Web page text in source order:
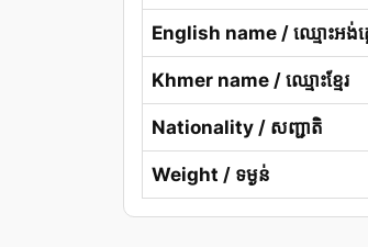
English name / ឈ្មោះអង់គ្
Khmer name / ឈ្មោះខ្មែរ
Nationality / សញ្ជាតិ
Weight / ទម្ងន់